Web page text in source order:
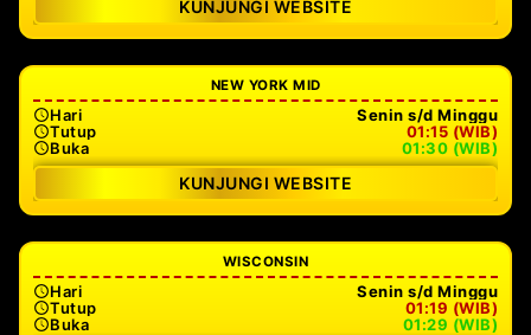
KUNJUNGI WEBSITE
NEW YORK MID
Hari
Senin s/d Minggu
Tutup
01:15 (WIB)
Buka
01:30 (WIB)
KUNJUNGI WEBSITE
WISCONSIN
Hari
Senin s/d Minggu
Tutup
01:19 (WIB)
Buka
01:29 (WIB)